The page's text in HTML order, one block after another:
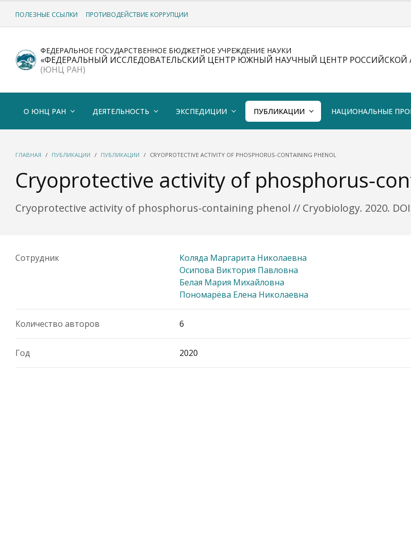
ПОЛЕЗНЫЕ ССЫЛКИ ПРОТИВОДЕЙСТВИЕ КОРРУПЦИИ
ФЕДЕРАЛЬНОЕ ГОСУДАРСТВЕННОЕ БЮДЖЕТНОЕ УЧРЕЖДЕНИЕ НАУКИ
«ФЕДЕРАЛЬНЫЙ ИССЛЕДОВАТЕЛЬСКИЙ ЦЕНТР ЮЖНЫЙ НАУЧНЫЙ ЦЕНТР РОССИЙСКОЙ
(ЮНЦ РАН)
О ЮНЦ РАН ДЕЯТЕЛЬНОСТЬ ЭКСПЕДИЦИИ ПУБЛИКАЦИИ НАЦИОНАЛЬНЫЕ
ГЛАВНАЯ ПУБЛИКАЦИИ ПУБЛИКАЦИИ CRYOPROTECTIVE ACTIVITY OF PHOSPHORUS-CONTAINING PHENOL
Cryoprotective activity of phosphorus-
Cryoprotective activity of phosphorus-containing phenol // Cryobiology. 2020.
Сотрудник
Коляда Маргарита Николаевна
Осипова Виктория Павловна
Белая Мария Михайловна
Пономарёва Елена Николаевна
Количество авторов 6
Год 2020